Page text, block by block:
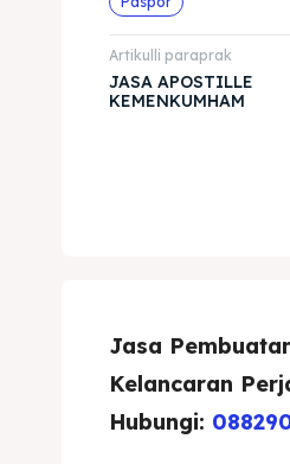
Artikulli paraprak
JASA APOSTILLE
KEMENKUMHAM
Jasa
Kelancaran
Hubungi: